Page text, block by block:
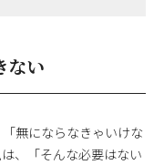
ない
無にならなきゃいけな
、「そんな必要はない